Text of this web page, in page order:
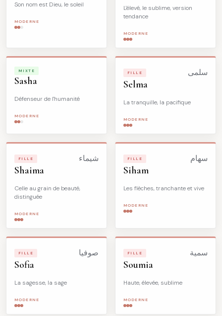
Son nom est Dieu, le soleil
MODERNE
L'élevé, le sublime, version
tendance
MODERNE
MIXTE
Sasha
Défenseur de l'humanité
MODERNE
FILLE سلمى
Selma
La tranquille, la pacifique
MODERNE
FILLE شيماء
Shaima
Celle au grain de beauté,
distinguée
MODERNE
FILLE سهام
Siham
Les flèches, tranchante et vive
MODERNE
FILLE صوفيا
Sofia
La sagesse, la sage
MODERNE
FILLE سمية
Soumia
Haute, élevée, sublime
MODERNE